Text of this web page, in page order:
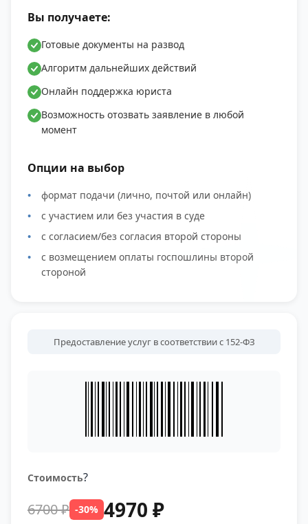
Вы получаете:
Готовые документы на развод
Алгоритм дальнейших действий
Онлайн поддержка юриста
Возможность отозвать заявление в любой
момент
Опции на выбор
формат подачи (лично, почтой или онлайн)
с участием или без участия в суде
с согласием/без согласия второй стороны
с возмещением оплаты госпошлины второй
стороной
Предоставление услуг в соответствии с 152-ФЗ
Стоимость?
6700 ₽ -30% 4970 ₽